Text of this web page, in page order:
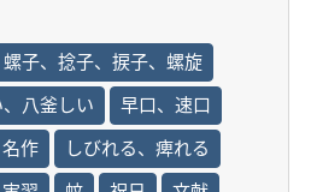
子、捻子、捩子、螺旋
八釜しい
早口、速口
名作
しびれる、痺れる